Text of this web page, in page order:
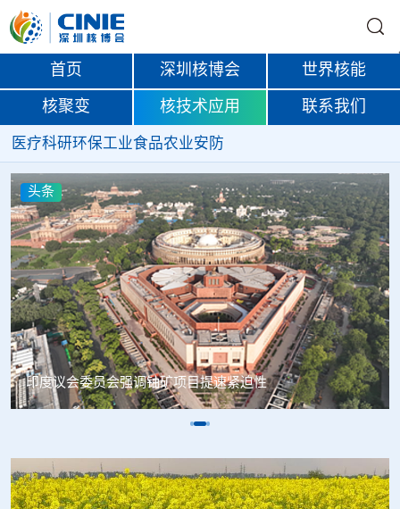
首页 深圳核博会 世界核能
核聚变 核技术应用 联系我们
医疗科研环保工业食品农业安防
头条
印度议会委员会强调铀矿项目提速紧迫性